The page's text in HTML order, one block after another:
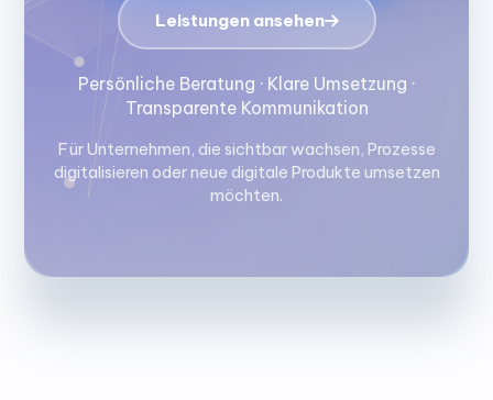
Leistungen ansehen
Persönliche Beratung · Klare Umsetzung ·
Transparente Kommunikation
Für Unternehmen, die sichtbar wachsen, Prozesse
digitalisieren oder neue digitale Produkte umsetzen
möchten.